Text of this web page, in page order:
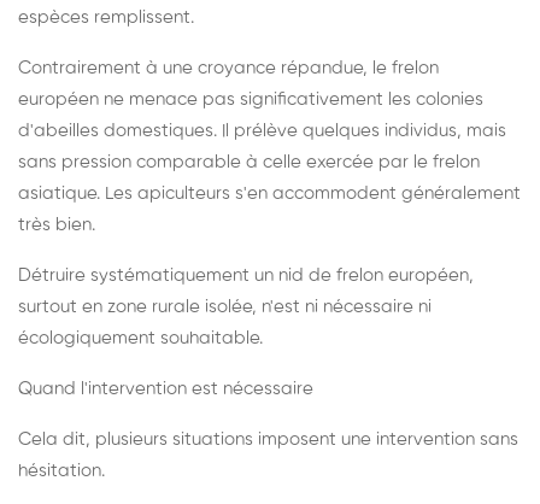
espèces remplissent.
Contrairement à une croyance répandue, le frelon
européen ne menace pas significativement les colonies
d'abeilles domestiques. Il prélève quelques individus, mais
sans pression comparable à celle exercée par le frelon
asiatique. Les apiculteurs s'en accommodent généralement
très bien.
Détruire systématiquement un nid de frelon européen,
surtout en zone rurale isolée, n'est ni nécessaire ni
écologiquement souhaitable.
Quand l'intervention est nécessaire
Cela dit, plusieurs situations imposent une intervention sans
hésitation.